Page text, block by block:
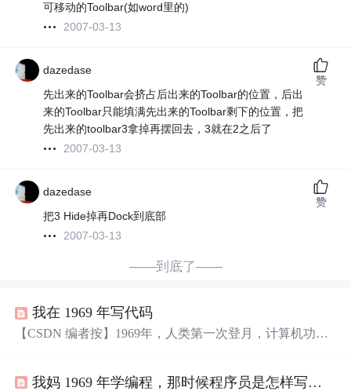
可移动的Toolbar(如word里的)
2007-03-13
dazedase
先出来的Toolbar会挤占后出来的Toolbar的位置，后出
来的Toolbar只能填满先出来的Toolbar剩下的位置，把
先出来的toolbar3拿掉再摆回去，3就在2之后了
2007-03-13
赞
dazedase
把3 Hide掉再Dock到底部
2007-03-13
赞
——到底了——
我在 1969 年写代码
【CSDN 编者按】1969年，人类第一次登月，计算机功不
its.com 译者 | 风车云马，责编 | 伍杏玲 出品 | CSDN（ID：
我妈 1969 年学编程，那时候程序员是怎样写代码的